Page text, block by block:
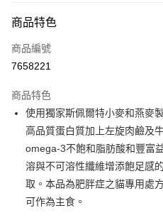
LINE Pay
Apple Pay
Google Pay
全盈+PAY
AFTEE先享後付
相關說明
【關於「AFTEE先享後付」】
AFTEE先享後付是「在收到商品之後
ATM付款
商品特色
商品編號
7658221
商品特色
使用獨家斯佩爾特小麥和燕麥
高品質蛋白質加上左旋肉鹼及
omega-3不飽和脂肪酸和豐富
溶與不可溶性纖維增添飽足感
取。本品為肥胖症之貓專用處
可作為主食。